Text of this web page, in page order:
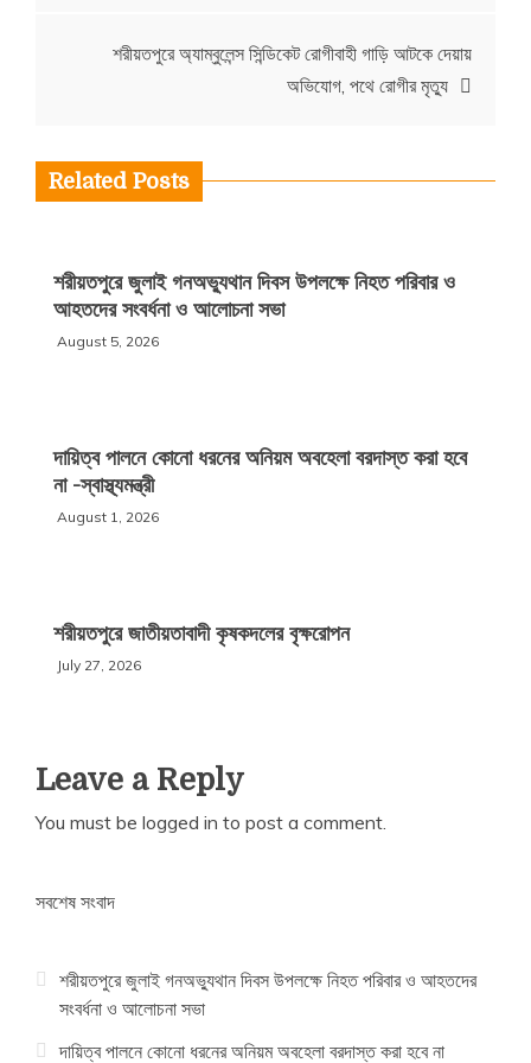
শরীয়তপুরে অ্যাম্বুলেন্স সিন্ডিকেট রোগীবাহী গাড়ি আটকে দেয়ায়
অভিযোগ, পথে রোগীর মৃত্যু
Related Posts
শরীয়তপুরে জুলাই গনঅভ্যুথান দিবস উপলক্ষে নিহত পরিবার ও
আহতদের সংবর্ধনা ও আলোচনা সভা
August 5, 2026
দায়িত্ব পালনে কোনো ধরনের অনিয়ম অবহেলা বরদাস্ত করা হবে
না -স্বাস্থ্যমন্ত্রী
August 1, 2026
শরীয়তপুরে জাতীয়তাবাদী কৃষকদলের বৃক্ষরোপন
July 27, 2026
Leave a Reply
You must be logged in to post a comment.
সবশেষ সংবাদ
শরীয়তপুরে জুলাই গনঅভ্যুথান দিবস উপলক্ষে নিহত পরিবার ও আহতদের
সংবর্ধনা ও আলোচনা সভা
দায়িত্ব পালনে কোনো ধরনের অনিয়ম অবহেলা বরদাস্ত করা হবে না